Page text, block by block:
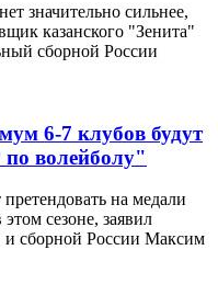
значительно сильнее,
казанского "Зенита"
сборной России
6-7 клубов будут
по волейболу"
на медали
сезоне, заявил
и сборной России Максим